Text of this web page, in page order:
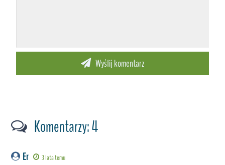
Komentarzy: 4
Er 3 lata temu